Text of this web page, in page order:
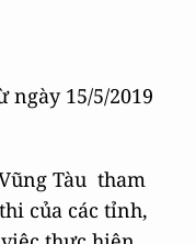
15/5/2019
Tàu tham
của các tỉnh,